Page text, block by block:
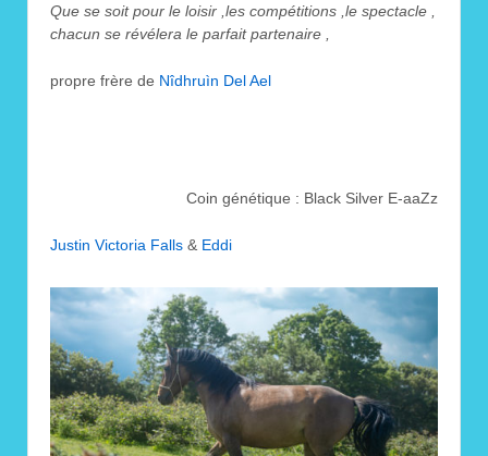
Que se soit pour le loisir ,les compétitions ,le spectacle ,
chacun se révélera le parfait partenaire ,
propre frère de Nîdhruìn Del Ael
Coin génétique : Black Silver E-aaZz
Justin Victoria Falls & Eddi